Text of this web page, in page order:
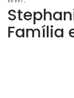
Família